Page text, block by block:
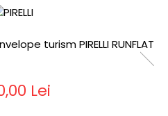
Lei